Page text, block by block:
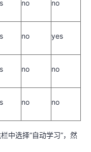
no no
no yes
no no
no no
中选择“自动学习”，然